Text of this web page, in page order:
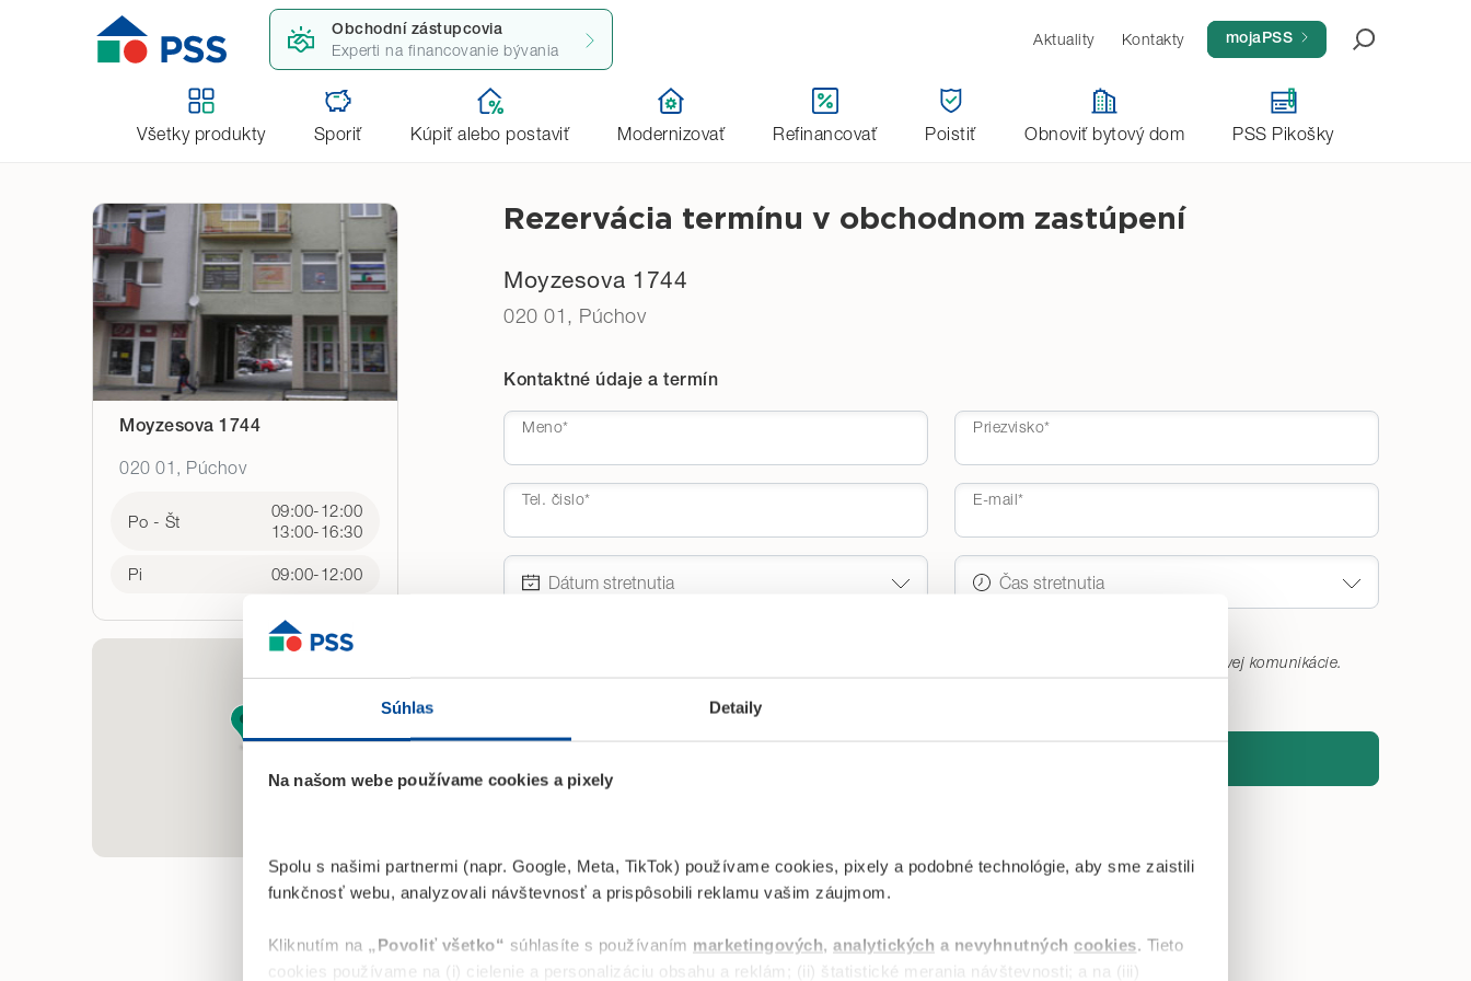
Súhlas Detaily
Na našom webe používame cookies a pixely
Spolu s našimi partnermi (napr. Google, Meta, TikTok) používame cookies, pixely a podobné technológie, aby sme zaistili
funkčnosť webu, analyzovali návštevnosť a prispôsobili reklamu vašim záujmom.
Kliknutím na „Povoliť všetko“ súhlasíte s používaním marketingových, analytických a nevyhnutných cookies. Tieto
cookies používame na (i) cielenie a personalizáciu obsahu a reklám; (ii) štatistické merania návštevnosti; a na (iii)
Obchodní zástupcovia
Experti na financovanie bývania
Aktuality Kontakty Aktivovať konto
mojaPSS
Všetky produkty Sporiť Kúpiť alebo postaviť Modernizovať Refinancovať Poistiť Obnoviť bytový dom PSS Pikošky
Úvod Obchodní zástupcovia Obchodné zastúpenie Dohodnúť stretnutie
Moyzesova 1744
020 01, Púchov
Po - Št
09:00-12:00
13:00-16:30
Pi 09:00-12:00
Rezervácia termínu v obchodnom zastúpení
Moyzesova 1744
020 01, Púchov
Kontaktné údaje a termín
Meno* Priezvisko*
Tel. čislo* E-mail*
Odoslaním formuláru udeľujete súhlas so spracúvaním osobných údajov na účely priamej marketingovej komunikácie.
Znenie súhlasu je dostupné tu